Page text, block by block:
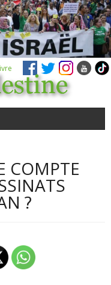
COMPTE
?